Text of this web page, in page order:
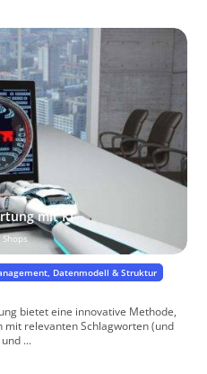
mit KI
Datenmodell & Struktur
bietet eine innovative Methode,
mit relevanten Schlagworten (und
...